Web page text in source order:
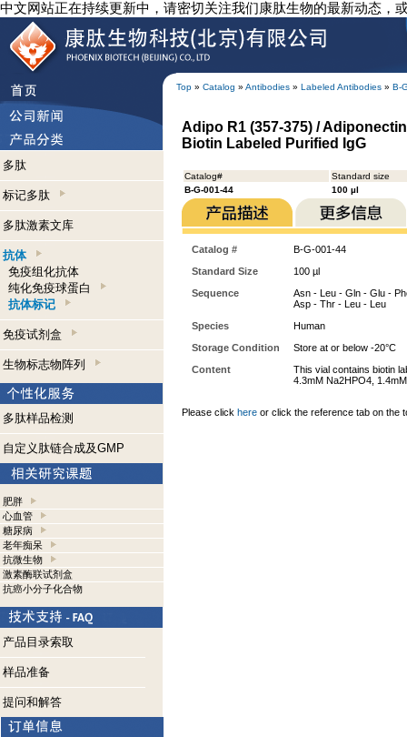
中文网站正在持续更新中，请密切关注我们康肽生物的最新动态，
Top » Catalog » Antibodies » Labeled Antibodies » B-
多肽
标记多肽
多肽激素文库
抗体
免疫组化抗体
纯化免疫球蛋白
抗体标记
免疫试剂盒
生物标志物阵列
多肽样品检测
自定义肽链合成及GMP
肥胖
心血管
糖尿病
老年痴呆
抗微生物
激素酶联试剂盒
抗癌小分子化合物
产品目录索取
样品准备
提问和解答
Adipo R1 (357-375) /
Biotin Labeled Purified IgG
Catalog#
Standard size
B-G-001-44
100 µl
Catalog #
B-G-001-44
Standard Size
100 µl
Sequence
Asn - Leu - Gln - Glu -
Asp - Thr - Leu - Leu
Species
Human
Storage Condition
Store at or below -20°C
Content
This vial contains biotin
4.3mM Na2HPO4,
Please click here or click the reference tab on the